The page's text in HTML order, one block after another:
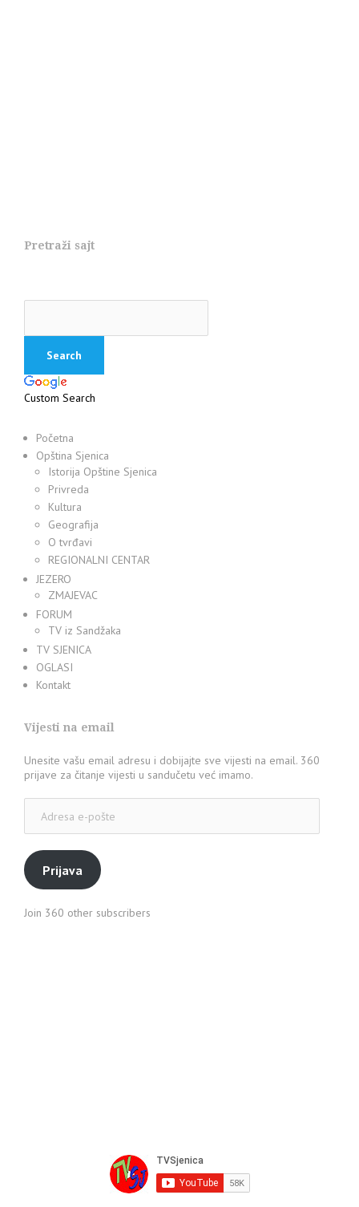
Pretraži sajt
Custom Search
Početna
Opština Sjenica
Istorija Opštine Sjenica
Privreda
Kultura
Geografija
O tvrđavi
REGIONALNI CENTAR
JEZERO
ZMAJEVAC
FORUM
TV iz Sandžaka
TV SJENICA
OGLASI
Kontakt
Vijesti na email
Unesite vašu email adresu i dobijajte sve vijesti na email. 360
prijave za čitanje vijesti u sandučetu već imamo.
pošte
Prijava
Join 360 other subscribers